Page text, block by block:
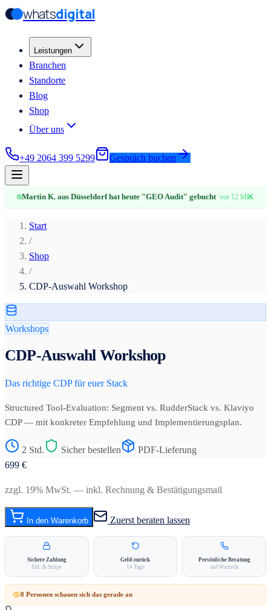
Zum Hauptinhalt springen
Zum Hauptinhalt springen
whatsdigital
Leistungen
Branchen
Standorte
Blog
Shop
Über uns
+49 2064 399 5299 Gespräch buchen
Martin K. aus Düsseldorf hat heute "GEO Audit" gebucht vor 12 Min.
✕
Start
/
Shop
/
CDP-Auswahl Workshop
Workshops
CDP-Auswahl Workshop
Das richtige CDP für euer Stack
Structured Tool-Evaluation: Segment vs. RudderStack vs. Klaviyo
CDP — mit konkreter Empfehlung und Implementierungsplan.
2 Std. Sicher bestellen
PDF-Lieferung
699 €
zzgl. 19% MwSt. — inkl. Rechnung & Bestätigungsmail
In den Warenkorb Zuerst beraten lassen
Sichere Zahlung
SSL & Stripe
Geld-zurück
14 Tage
Persönliche Beratung
auf Wunsch
8 Personen schauen sich das gerade an